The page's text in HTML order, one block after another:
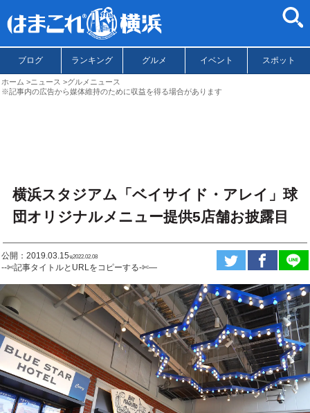
ブログ ランキング グルメ イベント スポット
ホーム ニュース
グルメニュース
※記事内の広告から媒体維持のために収益を得る場合があります
横浜スタジアム「ベイサイド・アレイ」球
団オリジナルメニュー提供5店舗お披露目
公開：2019.03.15ಇ2022.02.08
--✄記事タイトルとURLをコピーする-✄—